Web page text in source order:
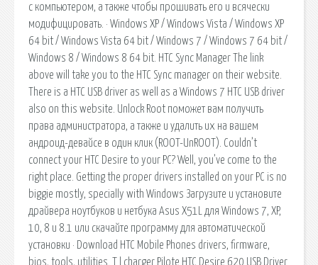
с компьютером, а также чтобы прошивать его и всячески
модифицировать. · Windows XP / Windows Vista / Windows XP
64 bit / Windows Vista 64 bit / Windows 7 / Windows 7 64 bit /
Windows 8 / Windows 8 64 bit. HTC Sync Manager The link
above will take you to the HTC Sync manager on their website.
There is a HTC USB driver as well as a Windows 7 HTC USB driver
also on this website. Unlock Root поможет вам получить
права администратора, а также и удалить их на вашем
андроид-девайсе в один клик (ROOT-UnROOT). Couldn’t
connect your HTC Desire to your PC? Well, you’ve come to the
right place. Getting the proper drivers installed on your PC is no
biggie mostly, specially with Windows Загрузите и установите
драйвера ноутбуков и нетбука Asus X51L для Windows 7, XP,
10, 8 и 8.1 или скачайте программу для автоматической
установки · Download HTC Mobile Phones drivers, firmware,
bios, tools, utilities. T l charger Pilote HTC Desire 620 USB Driver